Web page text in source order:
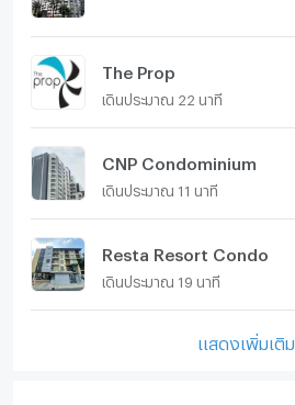
The Prop
เดินประมาณ 22 นาที
CNP Condominium
เดินประมาณ 11 นาที
Resta Resort Condo
เดินประมาณ 19 นาที
แสดงเพิ่มเติม